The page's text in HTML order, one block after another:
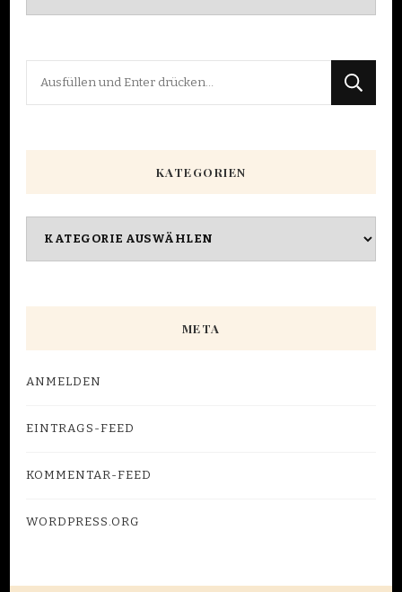
etwas?
KATEGORIEN
META
ANMELDEN
EINTRAGS-FEED
KOMMENTAR-FEED
WORDPRESS.ORG